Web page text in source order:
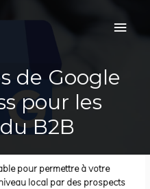
de Google
pour les
B2B
pour permettre à votre
local par des prospects